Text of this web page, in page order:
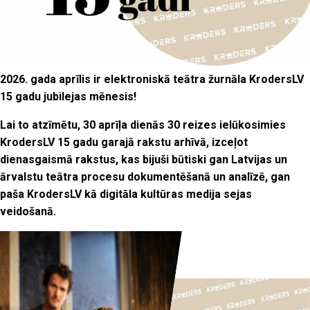
2026. gada aprīlis ir elektroniskā teātra žurnāla KrodersLV
15 gadu jubilejas mēnesis!
Lai to atzīmētu, 30 aprīļa dienās 30 reizes ielūkosimies
KrodersLV 15 gadu garajā rakstu arhīvā, izceļot
dienasgaismā rakstus, kas bijuši būtiski gan Latvijas un
ārvalstu teātra procesu dokumentēšanā un analīzē, gan
paša KrodersLV kā digitāla kultūras medija sejas
veidošanā.